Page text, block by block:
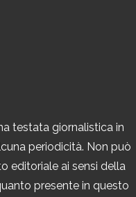
testata giornalistica in
periodicità. Non può
editoriale ai sensi della
presente in questo